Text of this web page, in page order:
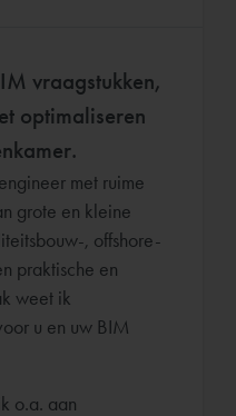
vraagstukken,
optimaliseren
met ruime
grote en kleine
, offshore-
praktische en
weet ik
u en uw BIM
o.a. aan